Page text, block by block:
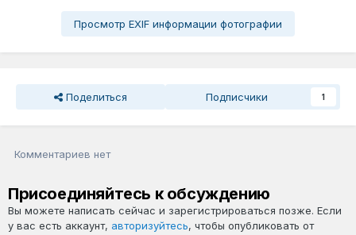
Просмотр EXIF информации фотографии
Поделиться Подписчики 1
Комментариев нет
Присоединяйтесь к обсуждению
Вы можете написать сейчас и зарегистрироваться позже. Если
у вас есть аккаунт, авторизуйтесь, чтобы опубликовать от